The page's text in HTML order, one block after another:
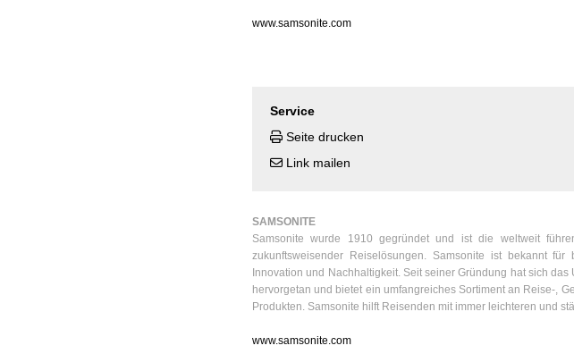
www.samsonite.com
Service
Seite drucken
Link mailen
SAMSONITE
Samsonite wurde 1910 gegründet und ist die weltweit
zukunftsweisender Reiselösungen. Samsonite ist bekannt
Innovation und Nachhaltigkeit. Seit seiner Gründung hat sich
hervorgetan und bietet ein umfangreiches Sortiment an Reise-,
Produkten. Samsonite hilft Reisenden mit immer leichteren und
www.samsonite.com